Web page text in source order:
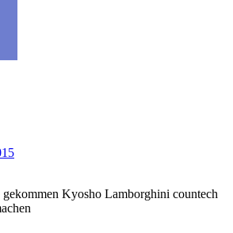
gekommen Kyosho Lamborghini countech